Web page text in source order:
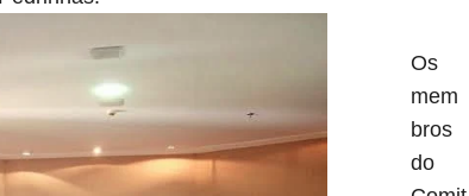
Os
mem
bros
do